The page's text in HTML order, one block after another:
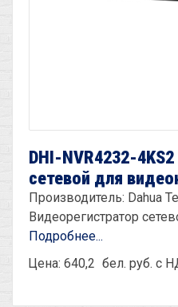
DHI-NVR4232-
сетевой для
Производитель: Dahua
Видеорегистратор
Подробнее...
Цена: 640,2 бел. руб. с